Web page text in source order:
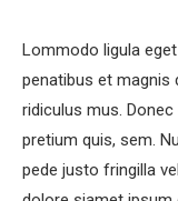
Lommodo ligula
penatibus et magnis
ridiculus mus.
pretium quis, sem.
pede justo fringilla